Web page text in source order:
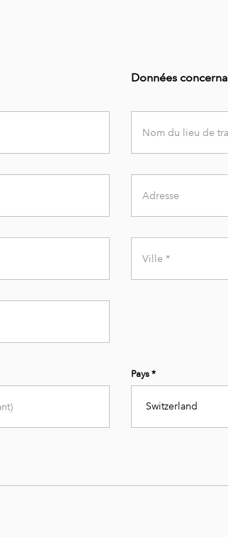
Données
Workplace
Address
City
Pays *
Switzerland